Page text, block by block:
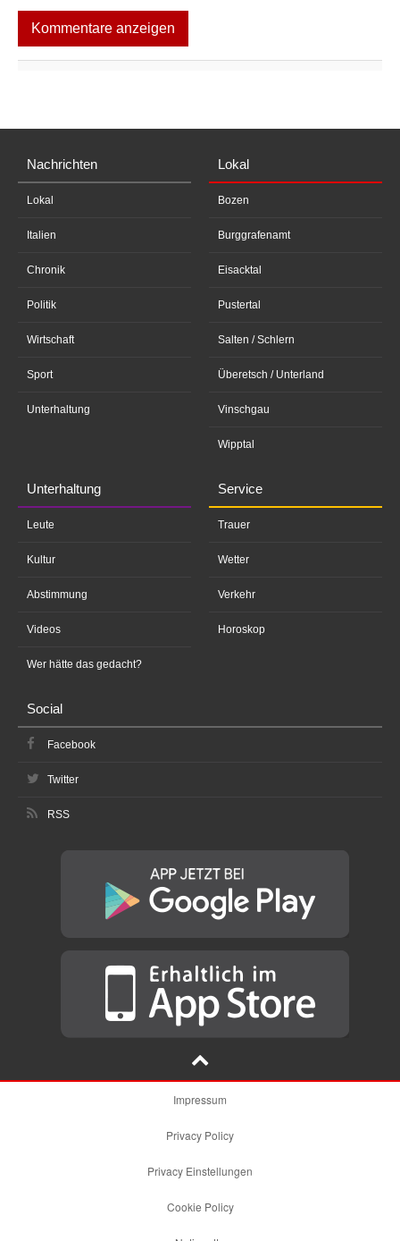
Kommentare anzeigen
Nachrichten
Lokal
Italien
Chronik
Politik
Wirtschaft
Sport
Unterhaltung
Lokal
Bozen
Burggrafenamt
Eisacktal
Pustertal
Salten / Schlern
Überetsch / Unterland
Vinschgau
Wipptal
Unterhaltung
Leute
Kultur
Abstimmung
Videos
Wer hätte das gedacht?
Service
Trauer
Wetter
Verkehr
Horoskop
Social
Facebook
Twitter
RSS
Impressum
Privacy Policy
Privacy Einstellungen
Cookie Policy